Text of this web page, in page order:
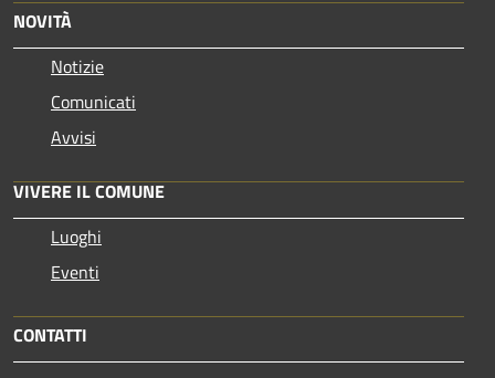
NOVITÀ
Notizie
Comunicati
Avvisi
VIVERE IL COMUNE
Luoghi
Eventi
CONTATTI